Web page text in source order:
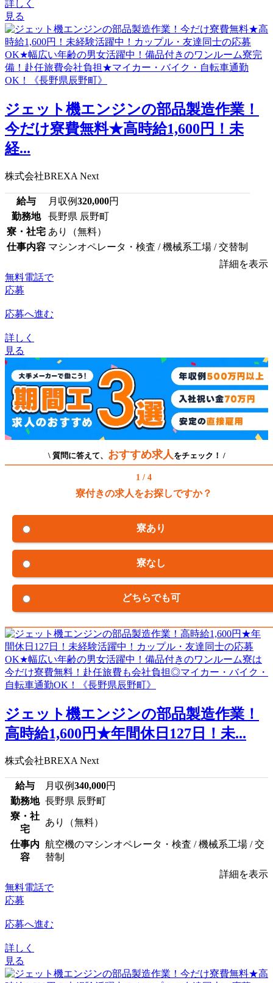
詳しく
見る
ジェット機エンジンの部品製造作業！
今だけ寮費無料★高時給1,600円！未
経...
株式会社BREXA Next
給与 月収例320,000円
勤務地
長野県 辰野町
寮・社宅 あり（無料）
仕事内容 マシンオペレータ・検査 / 機械系工場 / 交替制
詳細を表示
無料電話で
応募
応募へ進む
詳しく
見る
\ 質問に答えて、 おすすめ求人 をチェック！ /
1 / 4
寮付きの求人をお探しですか？
寮あり
寮なし
どちらでも可
ジェット機エンジンの部品製造作業！
高時給1,600円★年間休日127日！未...
株式会社BREXA Next
給与 月収例340,000円
勤務地 長野県 辰野町
寮・社
宅
あり（無料）
仕事内
容
航空機のマシンオペレータ・検査 / 機械系工場 / 交
替制
詳細を表示
無料電話で
応募
応募へ進む
詳しく
見る